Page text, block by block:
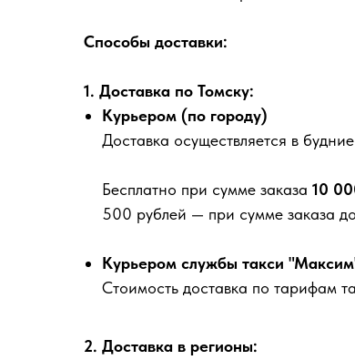
Способы доставки:
1. Доставка по Томску:
Курьером (по городу)
Доставка осуществляется в
Бесплатно при сумме заказа 10
500 рублей — при сумме заказа
Курьером службы такси
Стоимость доставка по тарифам
2. Доставка в регионы: